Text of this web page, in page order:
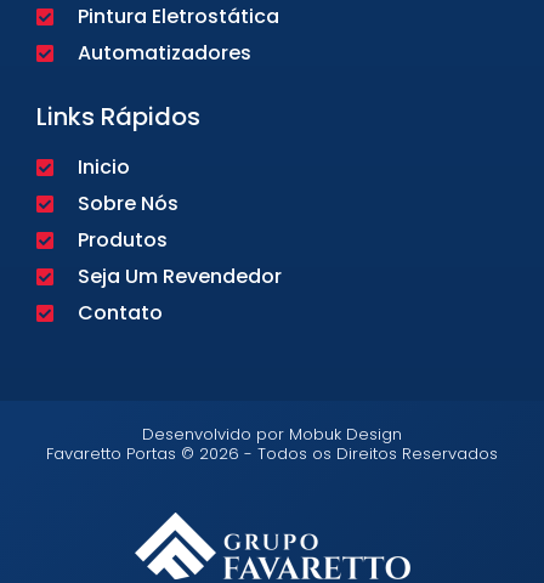
Pintura Eletrostática
Automatizadores
Links Rápidos
Inicio
Sobre Nós
Produtos
Seja Um Revendedor
Contato
Desenvolvido por Mobuk Design
Favaretto Portas © 2026 - Todos os Direitos Reservados